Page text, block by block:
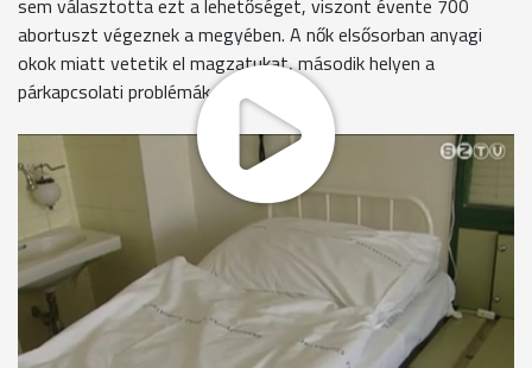
abortuszt végeznek a megyében. A nők elsősorban anyagi
okok miatt vetetik el magzatukat, második helyen a
párkapcsolati problémák állnak.
Vas megyében tavaly kétezer gyermek született és hétszáz
abortuszt végeztek a kórházakban.
Dr. Koppány Csaba osztályvezető, Markusovszky Kórház
"Ez a szám az országos átlag alatt van valami csekéllyel. A
tendencia talán egy kicsit javuló, de az össznépesség
szempontjából sajnos nem elegendő. Jól tudjuk, hogy a